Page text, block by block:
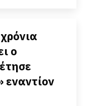
ο
εναντίον